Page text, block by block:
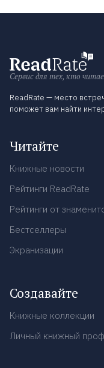
Сервис для тех, кто
ReadRate — место
поможет вам найти
Читайте
Книжные новости
Рейтинги ReadRate
Рейтинги от
Бестселлеры
Экранизации
Создавайте
Книжные коллекции
Личный книжный